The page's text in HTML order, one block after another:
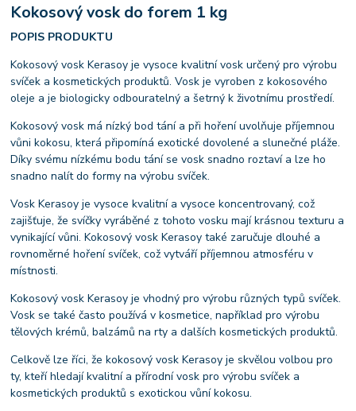
Kokosový vosk do forem 1 kg
POPIS PRODUKTU
Kokosový vosk Kerasoy je vysoce kvalitní vosk určený pro výrobu
svíček a kosmetických produktů. Vosk je vyroben z kokosového
oleje a je biologicky odbouratelný a šetrný k životnímu prostředí.
Kokosový vosk má nízký bod tání a při hoření uvolňuje příjemnou
vůni kokosu, která připomíná exotické dovolené a slunečné pláže.
Díky svému nízkému bodu tání se vosk snadno roztaví a lze ho
snadno nalít do formy na výrobu svíček.
Vosk Kerasoy je vysoce kvalitní a vysoce koncentrovaný, což
zajišťuje, že svíčky vyráběné z tohoto vosku mají krásnou texturu a
vynikající vůni. Kokosový vosk Kerasoy také zaručuje dlouhé a
rovnoměrné hoření svíček, což vytváří příjemnou atmosféru v
místnosti.
Kokosový vosk Kerasoy je vhodný pro výrobu různých typů svíček.
Vosk se také často používá v kosmetice, například pro výrobu
tělových krémů, balzámů na rty a dalších kosmetických produktů.
Celkově lze říci, že kokosový vosk Kerasoy je skvělou volbou pro
ty, kteří hledají kvalitní a přírodní vosk pro výrobu svíček a
kosmetických produktů s exotickou vůní kokosu.